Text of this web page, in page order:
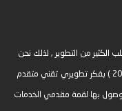
الكثير من التطوير , لذلك نحن
في 2018 نقدم تقنية ( عشاق الجنان سابقاً 2006 - 2018 ) بفكر تطويري تقني متقدم
بها لقمة مقدمي الخدمات